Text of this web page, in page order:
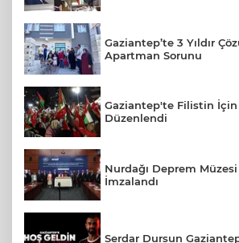
Gaziantep’te 3 Yıldır
Apartman Sorunu
Gaziantep'te Filistin
Düzenlendi
Nurdağı Deprem
İmzalandı
Serdar Dursun Gaziantep